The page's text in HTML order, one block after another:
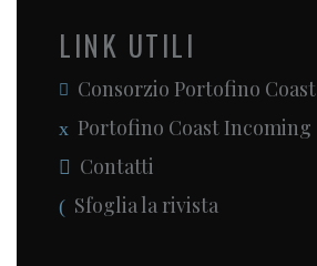
LINK UTILI
Consorzio Portofino Coast
Portofino Coast Incoming
Contatti
Sfoglia la rivista